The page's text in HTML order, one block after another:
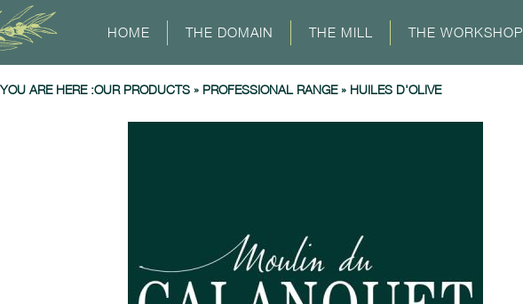
HOME THE DOMAIN THE MILL THE WORKSHOP
YOU ARE HERE :OUR PRODUCTS » PROFESSIONAL RANGE» HUILES D'OLIVE